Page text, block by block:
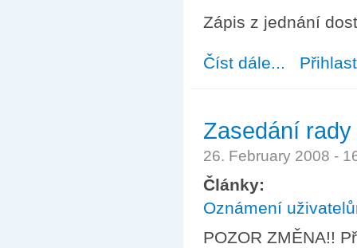
Zápis z jednání
Číst dále... about
Zasedání
26. February 2008 -
Články:
Oznámení
POZOR ZMĚNA!!